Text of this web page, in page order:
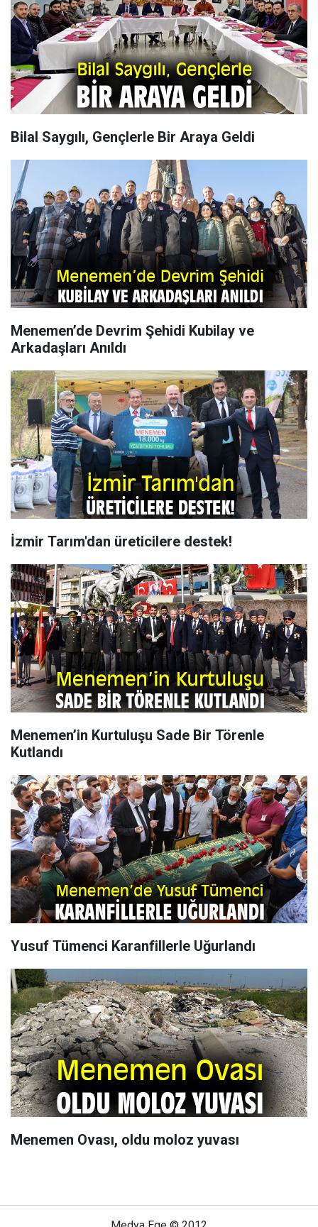
Bilal Saygılı, Gençlerle Bir Araya Geldi
Menemen’de Devrim Şehidi Kubilay ve
Arkadaşları Anıldı
İzmir Tarım'dan üreticilere destek!
Menemen’in Kurtuluşu Sade Bir Törenle
Kutlandı
Yusuf Tümenci Karanfillerle Uğurlandı
Menemen Ovası, oldu moloz yuvası